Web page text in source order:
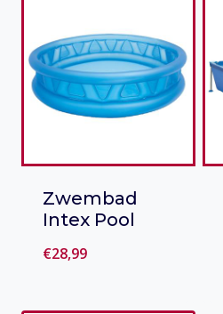
Zwembad
Intex Pool
€28,99